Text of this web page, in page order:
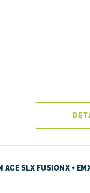
SLX FUSIONX +